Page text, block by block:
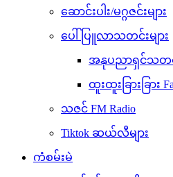
ဆောင်းပါး/မဂ္ဂဇင်းများ
ပေါ်ပြူလာသတင်းများ
အနုပညာရှင်သတင်
ထူးထူးခြားခြား
သဇင် FM Radio
Tiktok ဆယ်လီများ
ကံစမ်းမဲ